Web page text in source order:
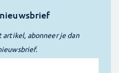
artikel, abonneer je dan